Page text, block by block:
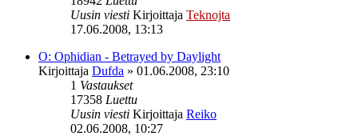
Uusin viesti Kirjoittaja Teknojta
17.06.2008, 13:13
O: Ophidian - Betrayed by Daylight
Kirjoittaja Dufda » 01.06.2008, 23:10
1 Vastaukset
17358 Luettu
Uusin viesti Kirjoittaja Reiko
02.06.2008, 10:27